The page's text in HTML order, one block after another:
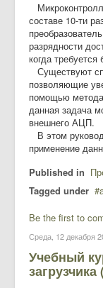
составе 10-ти
разрядности
когда
Существуют
позволяющие
помощью метода
данная задача
внешнего АЦП.
В этом
применение
Published in
Tagged under
Be the first to
Среда, 12 декабря
Учебный